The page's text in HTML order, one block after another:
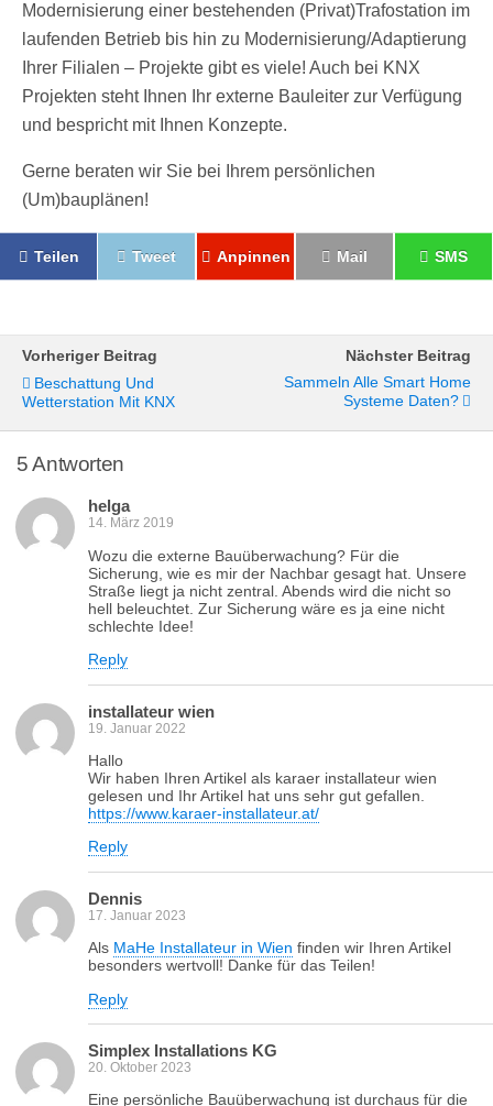
Modernisierung einer bestehenden (Privat)Trafostation im
laufenden Betrieb bis hin zu Modernisierung/Adaptierung
Ihrer Filialen – Projekte gibt es viele! Auch bei KNX
Projekten steht Ihnen Ihr externe Bauleiter zur Verfügung
und bespricht mit Ihnen Konzepte.
Gerne beraten wir Sie bei Ihrem persönlichen
(Um)bauplänen!
Teilen Tweet Anpinnen Mail SMS
Vorheriger Beitrag
Beschattung Und
Wetterstation Mit KNX
Nächster Beitrag
Sammeln Alle Smart Home
Systeme Daten?
5 Antworten
helga
14. März 2019
Wozu die externe Bauüberwachung? Für die
Sicherung, wie es mir der Nachbar gesagt hat. Unsere
Straße liegt ja nicht zentral. Abends wird die nicht so
hell beleuchtet. Zur Sicherung wäre es ja eine nicht
schlechte Idee!
Reply
installateur wien
19. Januar 2022
Hallo
Wir haben Ihren Artikel als karaer installateur wien
gelesen und Ihr Artikel hat uns sehr gut gefallen.
https://www.karaer-installateur.at/
Reply
Dennis
17. Januar 2023
Als MaHe Installateur in Wien finden wir Ihren Artikel
besonders wertvoll! Danke für das Teilen!
Reply
Simplex Installations KG
20. Oktober 2023
Eine persönliche Bauüberwachung ist durchaus für die